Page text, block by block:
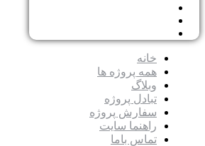
خانه
همه پروژه ها
وبلاگ
تبادل پروژه
سفارش پروژه
راهنما سایت
تماس باما